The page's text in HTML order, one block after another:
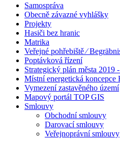
Samospráva
Obecně závazné vyhlášky
Projekty
Hasiči bez hranic
Matrika
Veřejné pohřebiště ⁄
Poptávková řízení
Strategický plán města 2019
Místní energetická koncepce
Vymezení zastavěného území
Mapový portál TOP GIS
Smlouvy
Obchodní smlouvy
Darovací smlouvy
Veřejnoprávní smlouvy